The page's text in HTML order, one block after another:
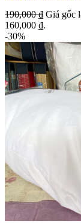
190,000₫ Giá gốc
160,000 ₫.
-30%